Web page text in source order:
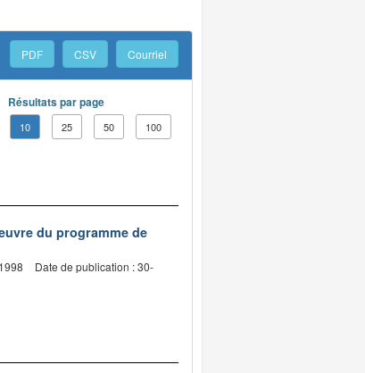
PDF CSV Courriel
Résultats par page
10 25 50 100
du programme de
Date de publication : 30-